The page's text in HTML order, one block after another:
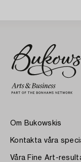
Om Bukowskis
Kontakta våra
Våra Fine Art-